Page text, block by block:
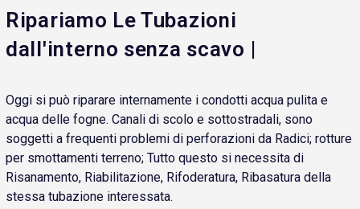
Ripariamo Le Tubazioni
dall'interno senza scavo |
Oggi si può riparare internamente i condotti acqua pulita e
acqua delle fogne. Canali di scolo e sottostradali, sono
soggetti a frequenti problemi di perforazioni da Radici; rotture
per smottamenti terreno; Tutto questo si necessita di
Risanamento, Riabilitazione, Rifoderatura, Ribasatura della
stessa tubazione interessata.